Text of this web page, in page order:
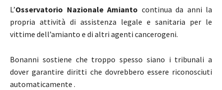
L’Osservatorio Nazionale Amianto continua da anni la
propria attività di assistenza legale e sanitaria per le
vittime dell’amianto e di altri agenti cancerogeni.
Bonanni sostiene che troppo spesso siano i tribunali a
dover garantire diritti che dovrebbero essere riconosciuti
automaticamente .